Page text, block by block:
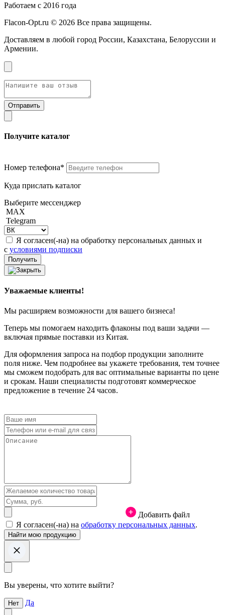
Работаем с 2016 года
Flacon-Opt.ru © 2026 Все права защищены.
Доставляем в любой город России, Казахстана, Белоруссии и
Армении.
Получите каталог
Номер телефона*
Куда прислать каталог
Выберите мессенджер
MAX
Telegram
Я согласен(-на) на обработку персональных данных и
с условиями подписки
Уважаемые клиенты!
Мы расширяем возможности для вашего бизнеса!
Теперь мы помогаем находить флаконы под ваши задачи —
включая прямые поставки из Китая.
Для оформления запроса на подбор продукции заполните
поля ниже. Чем подробнее вы укажете требования, тем точнее
мы сможем подобрать для вас оптимальные варианты по цене
и срокам. Наши специалисты подготовят коммерческое
предложение в течение 24 часов.
Добавить файл
Я согласен(-на) на обработку персональных данных.
Вы уверены, что хотите выйти?
Нет Да